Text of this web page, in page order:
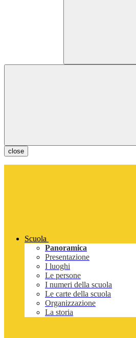
close
Scuola
Panoramica
Presentazione
I luoghi
Le persone
I numeri della scuola
Le carte della scuola
Organizzazione
La storia